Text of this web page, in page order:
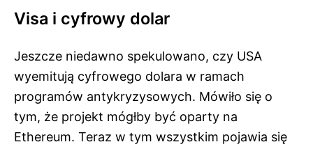
Visa i cyfrowy dolar
Jeszcze niedawno spekulowano, czy USA
wyemitują cyfrowego dolara w ramach
programów antykryzysowych. Mówiło się o
tym, że projekt mógłby być oparty na
Ethereum. Teraz w tym wszystkim pojawia się